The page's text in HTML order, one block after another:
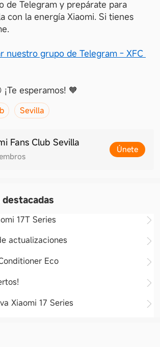
de Telegram y prepárate para
con la energía Xiaomi. Si tienes
nuestro grupo de Telegram - XFC
¡Te esperamos! 🧡
Sevilla
Fans Club Sevilla
Únete
17T Series
actualizaciones
Eco
Xiaomi 17 Series